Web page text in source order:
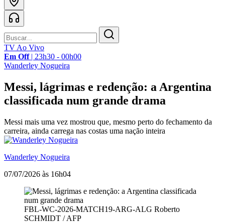
TV Ao Vivo
Em Off| 23h30 - 00h00
Wanderley Nogueira
Messi, lágrimas e redenção: a Argentina
classificada num grande drama
Messi mais uma vez mostrou que, mesmo perto do fechamento da
carreira, ainda carrega nas costas uma nação inteira
Wanderley Nogueira
07/07/2026 às 16h04
FBL-WC-2026-MATCH19-ARG-ALG Roberto
SCHMIDT / AFP